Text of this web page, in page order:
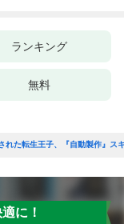
ランキング
無料
れた転生王子、『自動製作』ス
に！